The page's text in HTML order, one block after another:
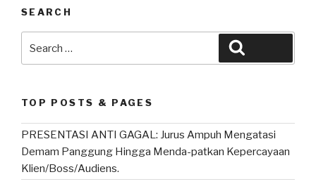
s
A
p
b
o
k
SEARCH
for:
TOP POSTS & PAGES
PRESENTASI ANTI GAGAL: Jurus Ampuh Mengatasi
Demam Panggung Hingga Menda-patkan Kepercayaan
Klien/Boss/Audiens.